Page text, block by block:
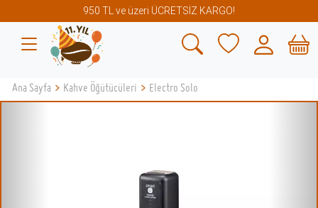
950 TL ve üzeri ÜCRETSİZ KARGO!
Ana Sayfa > Kahve Öğütücüleri > Electro Solo